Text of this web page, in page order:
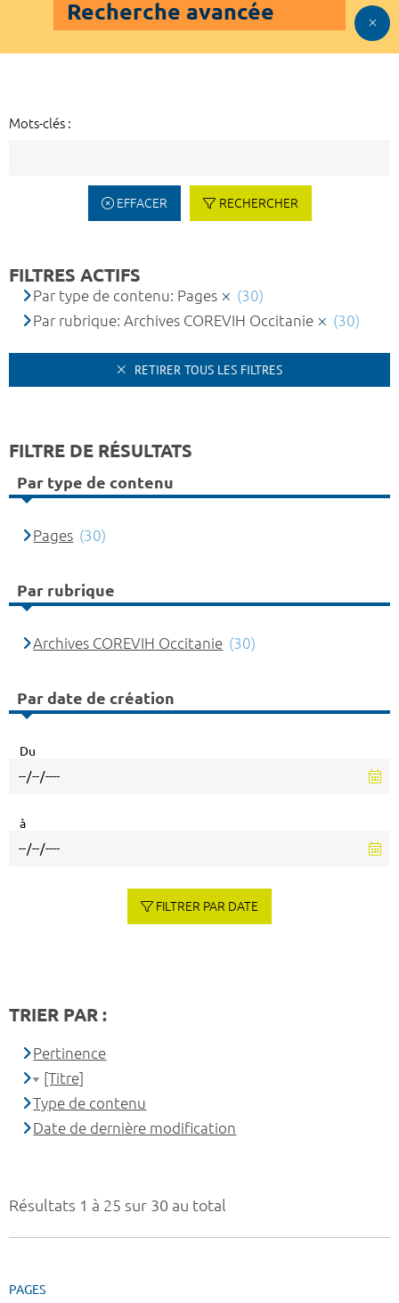
Recherche avancée
Mots-clés :
EFFACER RECHERCHER
Résultats 1 à 25 sur 30 au total
PAGES
FILTRES ACTIFS
Par type de contenu: Pages
(30)
Par rubrique: Archives COREVIH Occitanie
(30)
RETIRER TOUS LES FILTRES
FILTRE DE RÉSULTATS
Par type de contenu
Pages (30)
Par rubrique
Archives COREVIH Occitanie (30)
Par date de création
Du
à
FILTRER PAR DATE
TRIER PAR :
Pertinence
[Titre]
Type de contenu
Date de dernière modification